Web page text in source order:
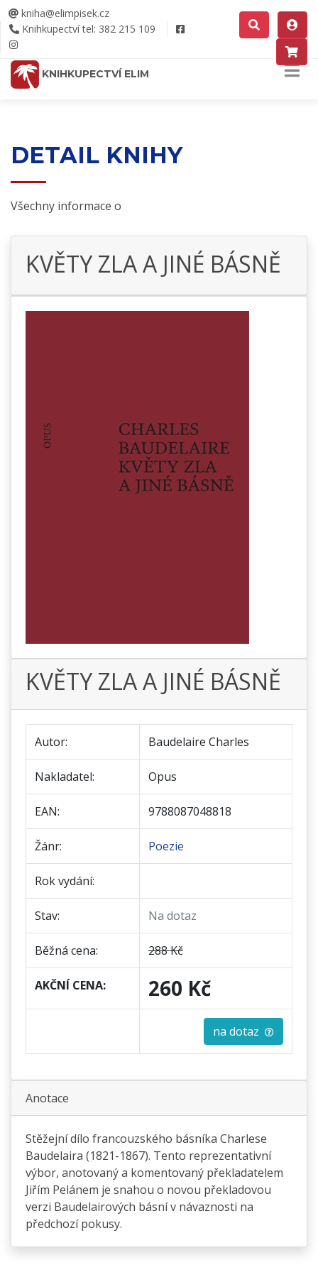
kniha@elimpisek.cz
Knihkupectví tel: 382 215 109
KNIHKUPECTVÍ ELIM
DETAIL KNIHY
Všechny informace o
KVĚTY ZLA A JINÉ BÁSNĚ
KVĚTY ZLA A JINÉ BÁSNĚ
Autor: Baudelaire Charles
Nakladatel: Opus
EAN: 9788087048818
Žánr: Poezie
Rok vydání:
Stav: Na dotaz
Běžná cena: 288 Kč
AKČNÍ CENA: 260 Kč
na dotaz
Anotace
Stěžejní dílo francouzského básníka Charlese
Baudelaira (1821-1867). Tento reprezentativní
výbor, anotovaný a komentovaný překladatelem
Jiřím Pelánem je snahou o novou překladovou
verzi Baudelairových básní v návaznosti na
předchozí pokusy.